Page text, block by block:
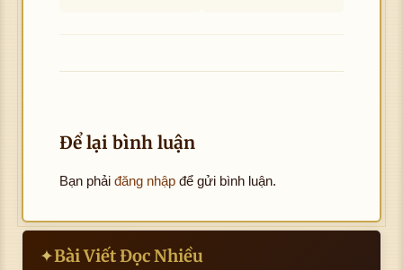
Để lại bình luận
Bạn phải đăng nhập để gửi bình luận.
✦Bài Viết Đọc Nhiều